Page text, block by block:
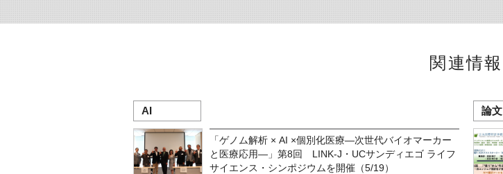
関連情報
AI
「ゲノム解析 × AI ×個別化医療―次世代バイオマーカー
と医療応用―」第8回 LINK-J・UCサンディエゴ ライフ
サイエンス・シンポジウムを開催（5/19）
論文